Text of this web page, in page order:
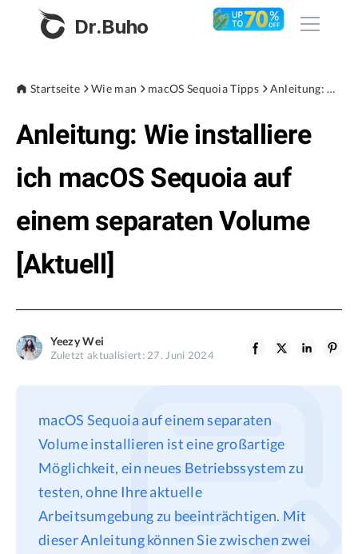
Dr.Buho
Produkte
BuhoCleaner
BuhoRepair
BuhoNTFS
BuhoBarX
BuhoLaunchpad
Store
Blog
Unterstützung
Rechtliches
Refund Policy
Startseite Wie man macOS Sequoia Tipps Anleitung: Wie installiere ich macOS Sequoia auf einem separaten Volume [Aktuell]
Anleitung: Wie installiere
ich macOS Sequoia auf
einem separaten Volume
[Aktuell]
Yeezy Wei
Zuletzt aktualisiert: 27. Juni 2024
macOS Sequoia auf einem separaten
Volume installieren ist eine großartige
Möglichkeit, ein neues Betriebssystem zu
testen, ohne Ihre aktuelle
Arbeitsumgebung zu beeinträchtigen. Mit
dieser Anleitung können Sie zwischen zwei